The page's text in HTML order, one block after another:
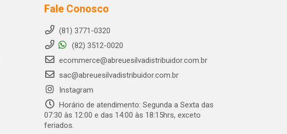
Fale Conosco
(81) 3771-0320
(82) 3512-0020
ecommerce@abreuesilvadistribuidor.com.br
sac@abreuesilvadistribuidor.com.br
Instagram
Horário de atendimento: Segunda a Sexta das
07:30 às 12:00 e das 14:00 às 18:15hrs, exceto
feriados.